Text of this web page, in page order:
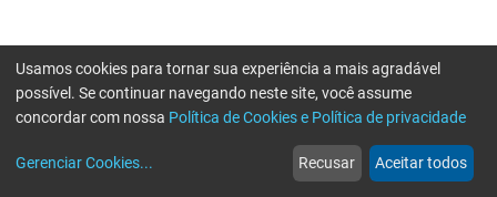
web
Notícias
more_horiz
Mais
Usamos cookies para tornar sua experiência a mais agradável
possível. Se continuar navegando neste site, você assume
concordar com nossa Política de Cookies e Política de privacidade
Gerenciar Cookies... Recusar Aceitar todos
Erro ao enviar informações, por favor tente novamente